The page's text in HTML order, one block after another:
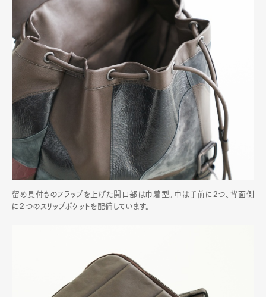
留め具付きのフラップを上げた開口部は巾着型。中は手前に2つ、背面側
に２つのスリップポケットを配備しています。